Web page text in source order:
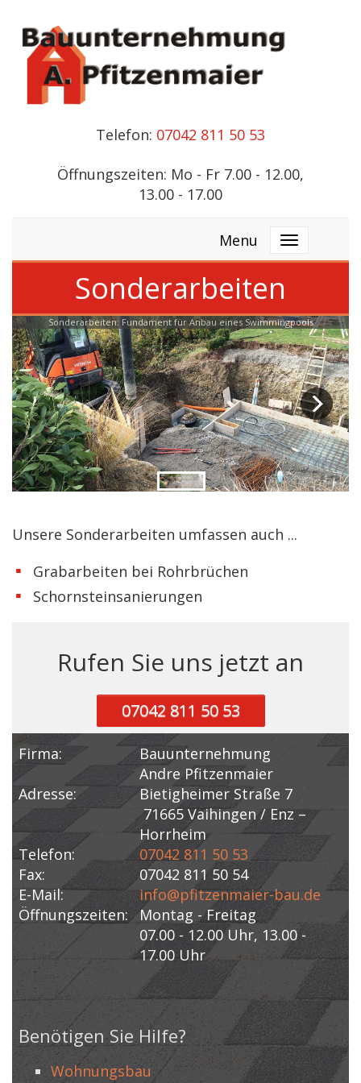
Telefon: 07042 811 50 53
Öffnungszeiten: Mo - Fr 7.00 - 12.00,
13.00 - 17.00
Menu
Sonderarbeiten
Sonderarbeiten: Fundament für Anbau eines Swimmingpools
Unsere Sonderarbeiten umfassen auch ...
Grabarbeiten bei Rohrbrüchen
Schornsteinsanierungen
Rufen Sie uns jetzt an
07042 811 50 53
Firma:
Bauunternehmung
Andre Pfitzenmaier
Adresse:
Bietigheimer Straße 7
71665 Vaihingen / Enz –
Horrheim
Telefon:
07042 811 50 53
Fax:
07042 811 50 54
E-Mail:
info@pfitzenmaier-bau.de
Öffnungszeiten: Montag - Freitag
07.00 - 12.00 Uhr, 13.00 -
17.00 Uhr
Benötigen Sie Hilfe?
Wohnungsbau